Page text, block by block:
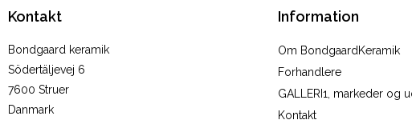
Kontakt
Bondgaard keramik
Södertäljevej 6
7600 Struer
Danmark
Information
Om BondgaardKeramik
Forhandlere
GALLERI1, markeder og
Kontakt